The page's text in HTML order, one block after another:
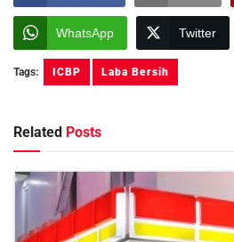
WhatsApp Twitter
Tags: ICBP Laba Bersih
Related Posts